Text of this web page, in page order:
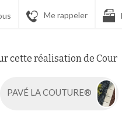
Me rappeler
cette réalisation de Cour
PAVÉ LA COUTURE®